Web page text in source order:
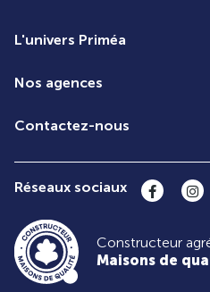
L'univers Priméa
Nos agences
Contactez-nous
Réseaux sociaux
Constructeur
Maisons de